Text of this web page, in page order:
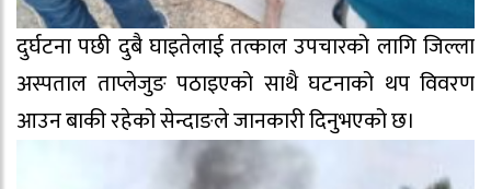
दुर्घटना पछी दुबै घाइतेलाई तत्काल उपचारको लागि जिल्ला
अस्पताल ताप्लेजुङ पठाइएको साथै घटनाको थप विवरण
आउन बाकी रहेको सेन्दाङले जानकारी दिनुभएको छ।